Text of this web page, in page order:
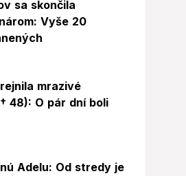
sa skončila
Vyše 20
mrazivé
48): O pár dní boli
Adelu: Od stredy je